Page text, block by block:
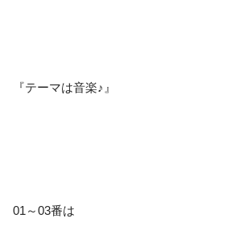
『テーマは音楽♪』
01～03番は